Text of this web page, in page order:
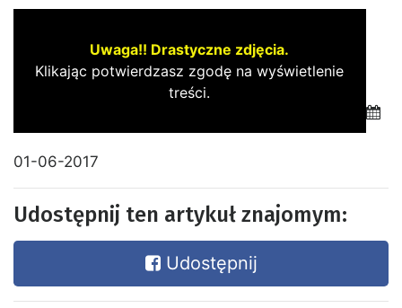
Uwaga!! Drastyczne zdjęcia.
Klikając potwierdzasz zgodę na wyświetlenie
treści.
01-06-2017
Udostępnij ten artykuł znajomym:
Udostępnij